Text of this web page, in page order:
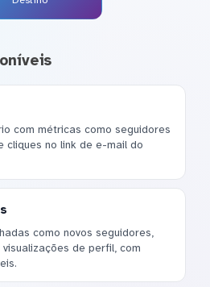
com métricas como seguidores
no link de e-mail do
como novos seguidores,
de perfil, com